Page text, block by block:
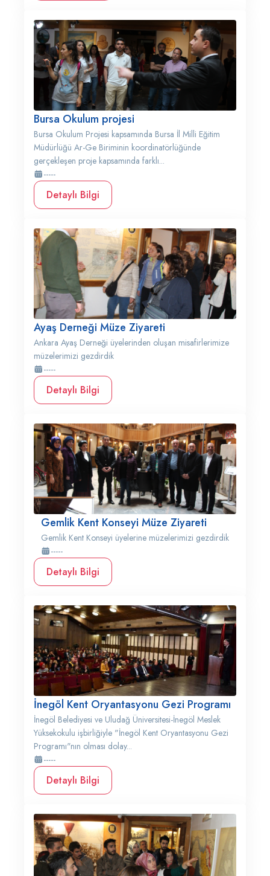
Bursa Okulum projesi
Bursa Okulum Projesi kapsamında Bursa İl Milli Eğitim
Müdürlüğü Ar-Ge Biriminin koordinatörlüğünde
gerçekleşen proje kapsamında farklı...
-----
Detaylı Bilgi
Ayaş Derneği Müze Ziyareti
Ankara Ayaş Derneği üyelerinden oluşan misafirlerimize
müzelerimizi gezdirdik
-----
Detaylı Bilgi
Gemlik Kent Konseyi Müze Ziyareti
Gemlik Kent Konseyi üyelerine müzelerimizi gezdirdik
-----
Detaylı Bilgi
İnegöl Kent Oryantasyonu Gezi Programı
İnegöl Belediyesi ve Uludağ Üniversitesi-İnegöl Meslek
Yüksekokulu işbirliğiyle "İnegöl Kent Oryantasyonu Gezi
Programı"nın olması dolay...
-----
Detaylı Bilgi